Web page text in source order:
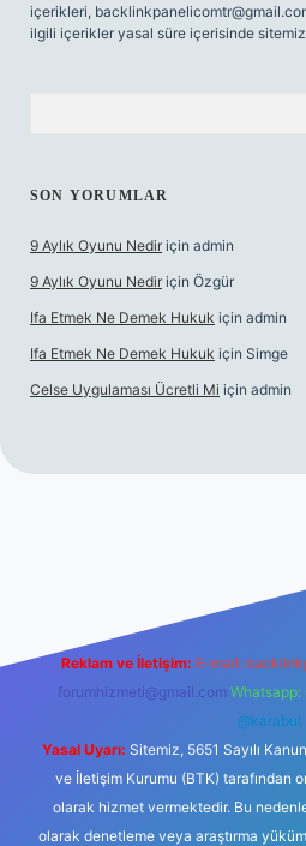
içerikleri,
ilgili içerikler yasal süre içerisinde
SON YORUMLAR
9 Aylık Oyunu Nedir için admin
9 Aylık Oyunu Nedir için Özgür
Ifa Etmek Ne Demek Hukuk için admin
Ifa Etmek Ne Demek Hukuk için Simge
Celse Uygulaması Ücretli Mi için admin
Reklam ve İletişim: E-mail:
forumhizmeti@gmail.com
@karabul
Yasal Uyarı: Sitemiz, 5651 Sayılı
ve İletişim Kurumu (BTK) tarafından
olarak hizmet vermektedir. Bu
olarak denetleme veya araştırma